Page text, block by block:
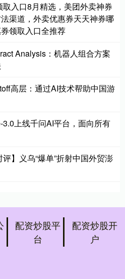
入口8月精选，美团外卖神券
渠道，外卖优惠券天天神券哪
领取入口全推荐
Analysis：机器人组合方案
高层：通过AI技术帮助中国游
上线千问AI平台，面向所有
】义乌“爆单”折射中国外贸澎
配资炒股平
台
配资炒股开
户